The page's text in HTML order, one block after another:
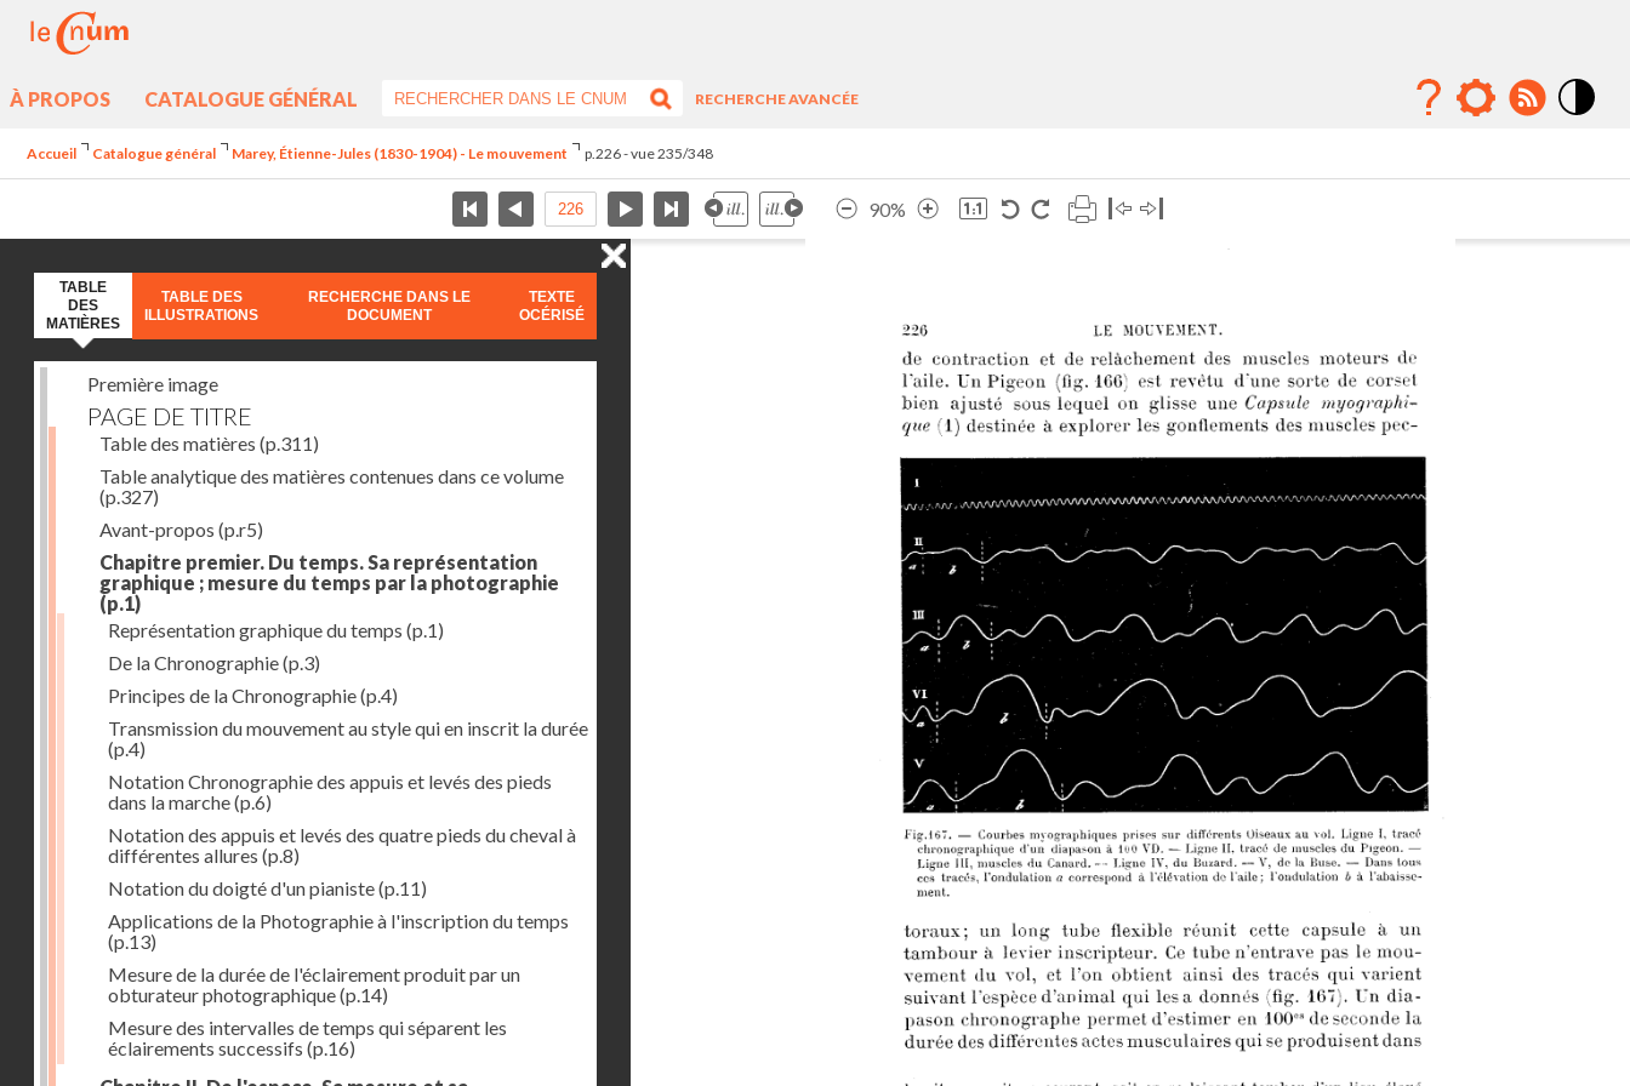
À PROPOS CATALOGUE GÉNÉRAL
RECHERCHE AVANCÉE
Accueil Catalogue général Marey, Étienne-Jules (1830-1904) - Le mouvement p.226 - vue 235/348
90%
TABLE
DES
MATIÈRES
TABLE DES
ILLUSTRATIONS
RECHERCHE DANS LE
DOCUMENT
TEXTE
OCÉRISÉ
Première image
PAGE DE TITRE
Table des matières (p.311)
Table analytique des matières contenues dans ce volume
(p.327)
Avant-propos (p.r5)
Chapitre premier. Du temps. Sa représentation
graphique ; mesure du temps par la photographie
(p.1)
Représentation graphique du temps (p.1)
De la Chronographie(p.3)
Principes de la Chronographie(p.4)
Transmission du mouvement au style qui en inscrit la durée
(p.4)
Notation Chronographie des appuis et levés des pieds
dans la marche(p.6)
Notation des appuis et levés des quatre pieds du cheval à
différentes allures (p.8)
Notation du doigté d'un pianiste(p.11)
Applications de la Photographie à l'inscription du temps
(p.13)
Mesure de la durée de l'éclairement produit par un
obturateur photographique(p.14)
Mesure des intervalles de temps qui séparent les
éclairements successifs (p.16)